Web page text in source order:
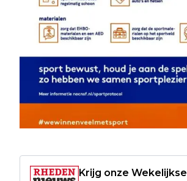
Krijg onze Wekelijkse